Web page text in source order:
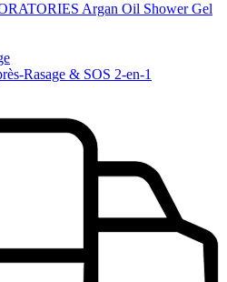
Argan Oil Shower Gel
Rasage & SOS 2-en-1